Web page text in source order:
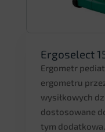
Ergoselect
Ergometr
ergometru
wysiłkowych
dostosowane
tym dodatkowa...